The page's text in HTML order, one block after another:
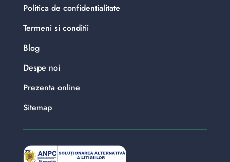
Politica de confidentialitate
Termeni si conditii
Blog
Despe noi
Prezenta online
Sitemap